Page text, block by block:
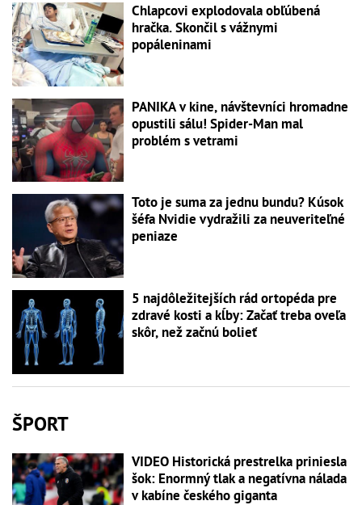
Chlapcovi explodovala obľúbená
hračka. Skončil s vážnymi
popáleninami
PANIKA v kine, návštevníci hromadne
opustili sálu! Spider-Man mal
problém s vetrami
Toto je suma za jednu bundu? Kúsok
šéfa Nvidie vydražili za neuveriteľné
peniaze
5 najdôležitejších rád ortopéda pre
zdravé kosti a kĺby: Začať treba oveľa
skôr, než začnú bolieť
ŠPORT
VIDEO Historická prestrelka priniesla
šok: Enormný tlak a negatívna nálada
v kabíne českého giganta